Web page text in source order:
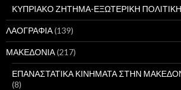
ΚΥΠΡΙΑΚΟ ΖΗΤΗΜΑ-ΕΞΩΤΕΡΙΚΗ ΠΟΛΙΤΙΚΗ
ΛΑΟΓΡΑΦΙΑ(139)
ΜΑΚΕΔΟΝΙΑ(217)
ΕΠΑΝΑΣΤΑΤΙΚΑ ΚΙΝΗΜΑΤΑ ΣΤΗΝ
(8)